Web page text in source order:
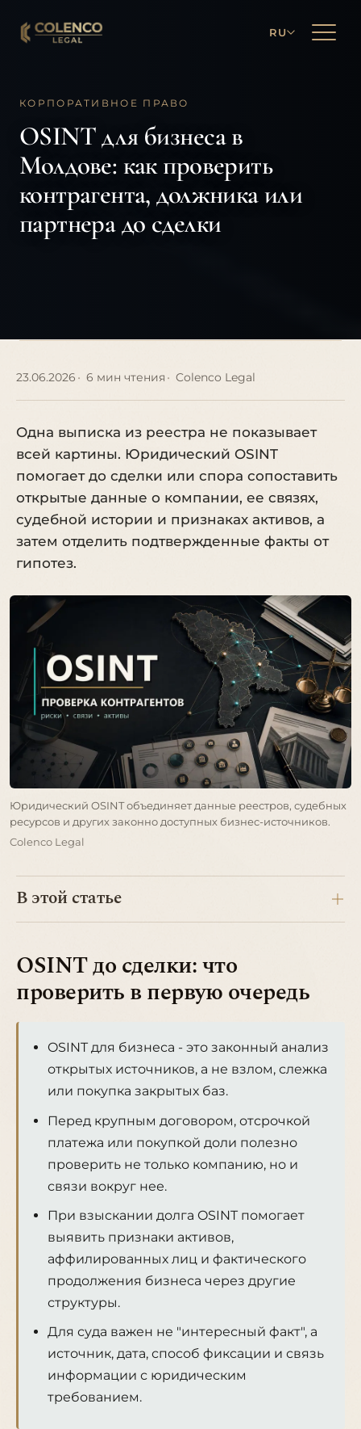
RU
КОРПОРАТИВНОЕ ПРАВО
OSINT для бизнеса в
Молдове: как проверить
контрагента, должника или
партнера до сделки
23.06.2026 6 мин чтения Colenco Legal
Одна выписка из реестра не показывает
всей картины. Юридический OSINT
помогает до сделки или спора сопоставить
открытые данные о компании, ее связях,
судебной истории и признаках активов, а
затем отделить подтвержденные факты от
гипотез.
Юридический OSINT объединяет данные реестров, судебных
ресурсов и других законно доступных бизнес-источников.
Colenco Legal
В этой статье
OSINT до сделки: что
проверить в первую очередь
OSINT для бизнеса - это законный анализ
открытых источников, а не взлом, слежка
или покупка закрытых баз.
Перед крупным договором, отсрочкой
платежа или покупкой доли полезно
проверить не только компанию, но и
связи вокруг нее.
При взыскании долга OSINT помогает
выявить признаки активов,
аффилированных лиц и фактического
продолжения бизнеса через другие
структуры.
Для суда важен не "интересный факт", а
источник, дата, способ фиксации и связь
информации с юридическим
требованием.